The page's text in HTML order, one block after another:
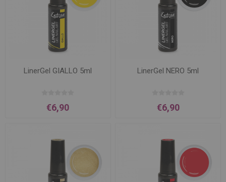
LinerGel GIALLO 5ml
€6,90
LinerGel NERO 5ml
€6,90